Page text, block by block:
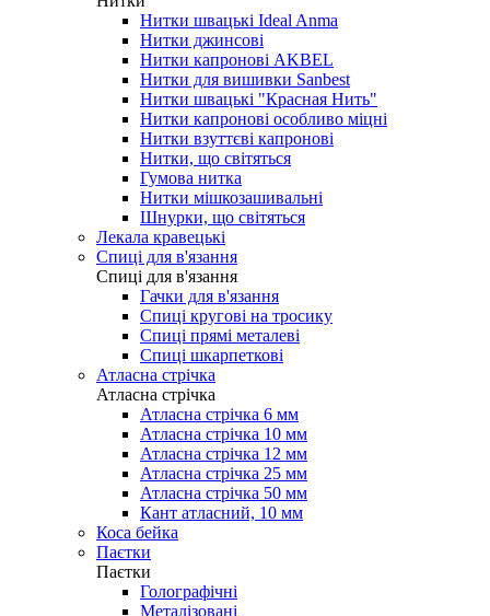
Нитки швацькі Ideal Anma
Нитки джинсові
Нитки капронові AKBEL
Нитки для вишивки Sanbest
Нитки швацькі "Красная Нить"
Нитки капронові особливо міцні
Нитки взуттєві капронові
Нитки, що світяться
Гумова нитка
Нитки мішкозашивальні
Шнурки, що світяться
Лекала кравецькі
Cпиці для в'язання
Cпиці для в'язання
Гачки для в'язання
Спиці кругові на тросику
Спиці прямі металеві
Спиці шкарпеткові
Атласна стрічка
Атласна стрічка
Атласна стрічка 6 мм
Атласна стрічка 10 мм
Атласна стрічка 12 мм
Атласна стрічка 25 мм
Атласна стрічка 50 мм
Кант атласний, 10 мм
Коса бейка
Паєтки
Паєтки
Голографічні
Металізовані